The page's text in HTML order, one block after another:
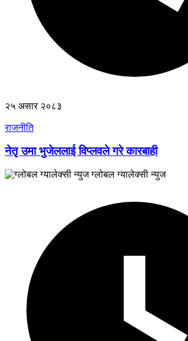
२५ असार २०८३
राजनीति
नेतृ उमा भुजेललाई विप्लवले गरे कारबाही
ग्लोबल ग्यालेक्सी न्युज